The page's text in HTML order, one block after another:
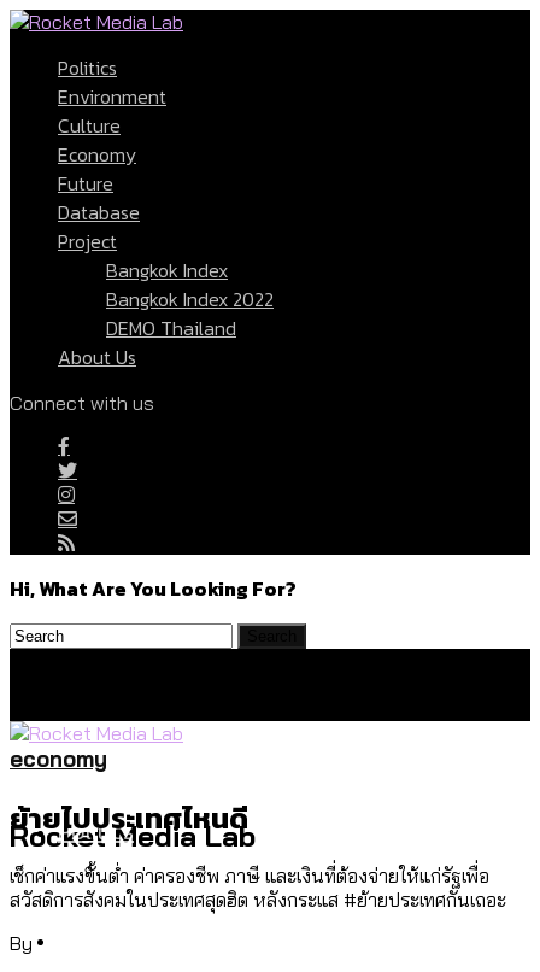
Politics
Environment
Culture
Economy
Future
Database
Project
Bangkok Index
Bangkok Index 2022
DEMO Thailand
About Us
Connect with us
Hi, What Are You Looking For?
Rocket Media Lab
Politics
economy
ย้ายไปประเทศไหนดี
เช็กค่าแรงขั้นต่ำ ค่าครองชีพ ภาษี และเงินที่ต้องจ่ายให้แก่รัฐเพื่อ
สวัสดิการสังคมในประเทศสุดฮิต หลังกระแส #ย้ายประเทศกันเถอะ
By